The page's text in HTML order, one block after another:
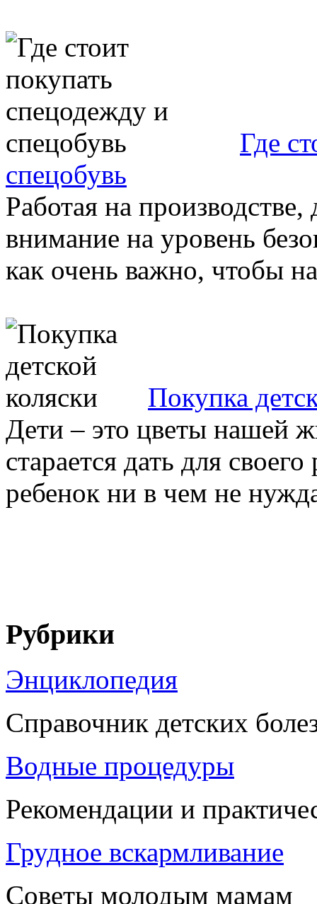
Где
спецобувь
Работая на
внимание на уровень
как очень важно, чтобы
Покупка
Дети – это цветы нашей
старается дать для
ребенок ни в чем не
Рубрики
Энциклопедия
Справочник детских
Водные процедуры
Рекомендации и
Грудное вскармливание
Советы молодым мамам